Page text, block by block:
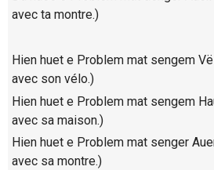
avec ta montre.)
Hien huet e Problem mat sengem
avec son vélo.)
Hien huet e Problem mat sengem
avec sa maison.)
Hien huet e Problem mat senger
avec sa montre.)